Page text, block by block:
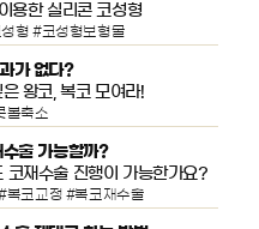
용한 실리콘 코성형
형 #코성형보형물
가 없다?
왕코, 복코 모여라!
볼축소
수술 가능할까?
코재수술 진행이 가능한가요?
복코교정 #복코재수술